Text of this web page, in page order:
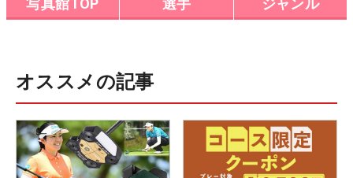
写真館TOP 選手 ジャンル
オススメの記事